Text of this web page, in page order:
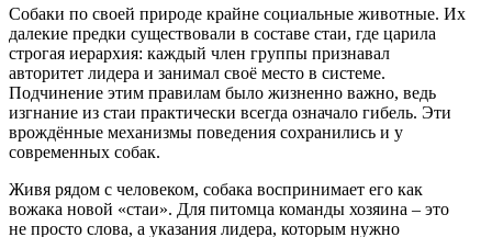
Собаки по своей природе крайне социальные животные. Их
далекие предки существовали в составе стаи, где царила
строгая иерархия: каждый член группы признавал
авторитет лидера и занимал своё место в системе.
Подчинение этим правилам было жизненно важно, ведь
изгнание из стаи практически всегда означало гибель. Эти
врождённые механизмы поведения сохранились и у
современных собак.
Живя рядом с человеком, собака воспринимает его как
вожака новой «стаи». Для питомца команды хозяина – это
не просто слова, а указания лидера, которым нужно